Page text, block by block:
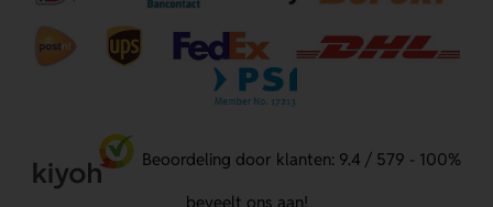
Beoordeling door klanten: 9.4 / 579 - 100%
beveelt ons aan!